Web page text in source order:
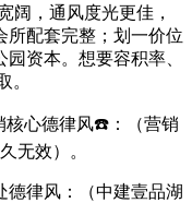
阔，通风度光更佳，
所配套完整；划一价位
资本。想要容积率、
。
心德律风☎️：（营销
无效）。
律风：（中建壹品湖